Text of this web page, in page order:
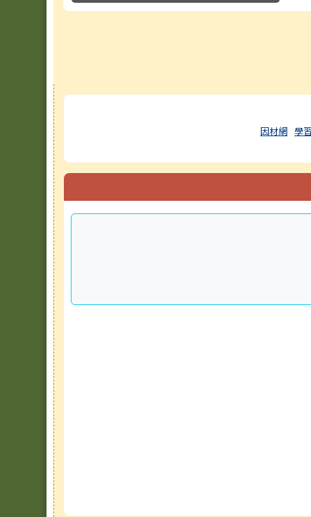
右邊區域內容
因材網 學